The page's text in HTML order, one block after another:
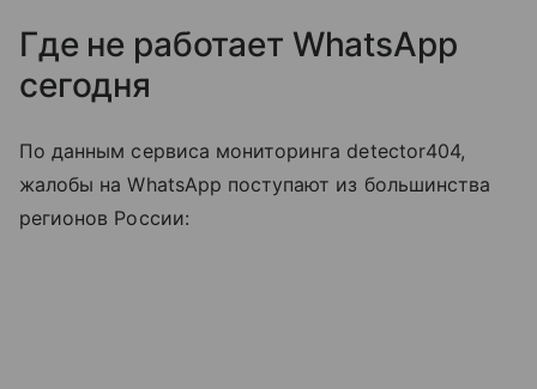
Где не работает WhatsApp
сегодня
По данным сервиса мониторинга detector404,
жалобы на WhatsApp поступают из большинства
регионов России: